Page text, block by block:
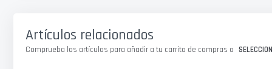
Artículos relacionados
Comprueba los artículos para añadir a tu carrito de compras o